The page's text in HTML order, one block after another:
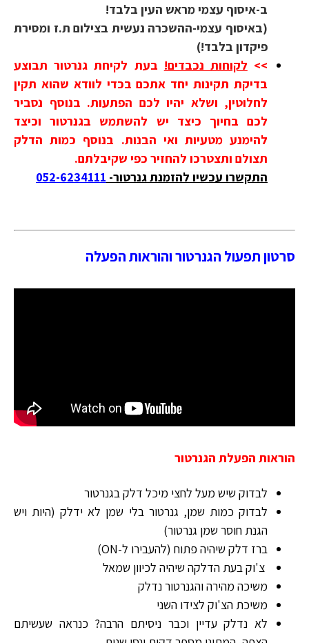
ב-איסוף עצמי מראש העין בלבד!
(באיסוף עצמי-ההשכרה נעשית בצילום ת.ז ומסירת
פיקדון בלבד!)
>> לקוחות נכבדים! בעת לקיחת גנרטור תבוצע
בדיקת תקינות יחד אתכם בכדי לוודא שהוא תקין
לחלוטין, ושלא יהיו לכם הפתעות. בנוסף נסביר
לכם בחיוך כיצד יש להשתמש בגנרטור וכיצד
להימנע מטעיות ואי הבנות. בנוסף כמות הדלק
תצולם ותצטרכו להחזיר כפי שקיבלתם.
התקשרו עכשיו להזמנת גנרטור- 052-6234111
סרטון תפעול הגנרטור והוראות הפעלה
הוראות הפעלת הגנרטור
לבדוק שיש מעל לחצי מיכל דלק בגנרטור
לבדוק כמות שמן, גנרטור בלי שמן לא ידלק (היות ויש
הגנת חוסר שמן גנרטור)
ברז דלק שיהיה פתוח (להעבירו ל-ON)
צ'וק בעת הדלקה שיהיה לכיוון שמאל
משיכה מהירה והגנרטור נדלק
משיכת הצ'וק לצידו השני
לא נדלק עדיין וכבר ניסיתם הרבה? כנראה שעשיתם